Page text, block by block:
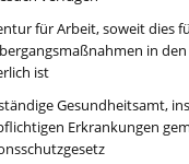
für Arbeit, soweit dies
in
ist
Gesundheitsamt,
Erkrankungen